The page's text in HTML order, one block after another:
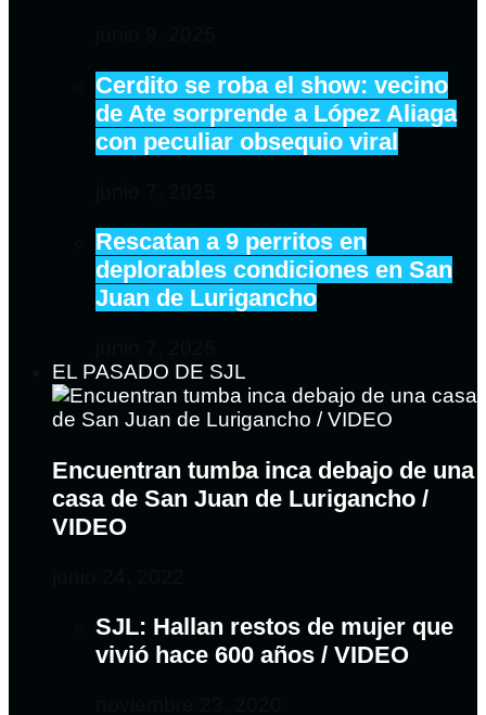
Cerdito se roba el show: vecino
de Ate sorprende a López Aliaga
con peculiar obsequio viral
Rescatan a 9 perritos en
deplorables condiciones en San
Juan de Lurigancho
EL PASADO DE SJL
Encuentran tumba inca debajo de una
casa de San Juan de Lurigancho /
VIDEO
SJL: Hallan restos de mujer que
vivió hace 600 años / VIDEO